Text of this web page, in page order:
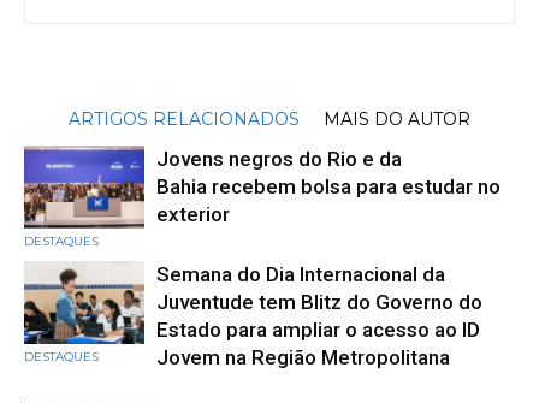
ARTIGOS RELACIONADOS MAIS DO AUTOR
DESTAQUES
Jovens negros do Rio e da
Bahia recebem bolsa para estudar no
exterior
DESTAQUES
Semana do Dia Internacional da
Juventude tem Blitz do Governo do
Estado para ampliar o acesso ao ID
Jovem na Região Metropolitana